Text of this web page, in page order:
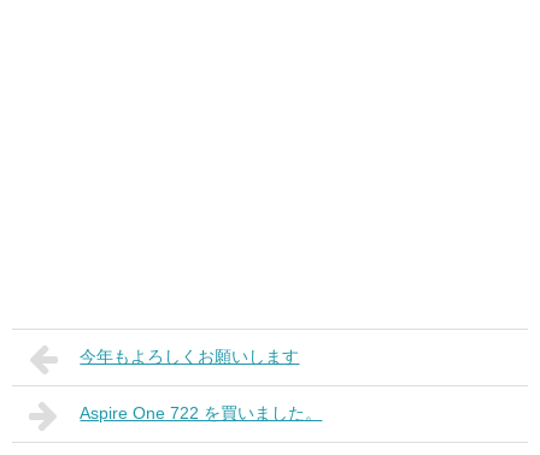
今年もよろしくお願いします
Aspire One 722 を買いました。